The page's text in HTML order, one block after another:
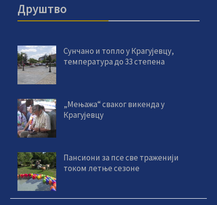
Друштво
Сунчано и топло у Крагујевцу,
температура до 33 степена
„Мењажа“ сваког викенда у
Крагујевцу
Пансиони за псе све траженији
током летње сезоне